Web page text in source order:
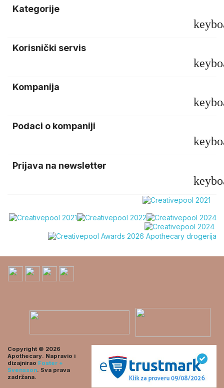
Kategorije
Korisnički servis
Kompanija
Podaci o kompaniji
Prijava na newsletter
Copyright © 2026
Apothecary. Napravio i
dizajnirao Foster +
Svensson. Sva prava
zadržana.